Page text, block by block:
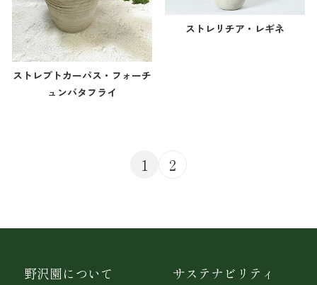
ストレプトカーパス・フォーチ
ュンバタフライ
ストレリチア・レギネ
1 2
野沢園について
サステナビリティ